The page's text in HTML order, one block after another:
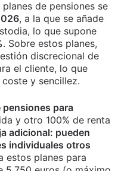
de pensiones se
, a la que se añade
lo que supone
. Sobre estos planes,
discrecional de
el cliente, lo que
y sencillez.
para
y otro 100% de renta
adicional: pueden
individuales otros
estos planes para